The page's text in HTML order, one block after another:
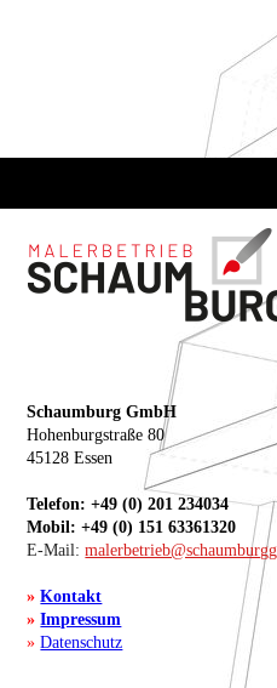
Schaumburg GmbH
Hohenburgstraße 80
45128 Essen
Telefon: +49 (0) 201 234034
Mobil: +49 (0) 151 63361320
E-Mail:
»Kontakt
»Impressum
»Datenschutz